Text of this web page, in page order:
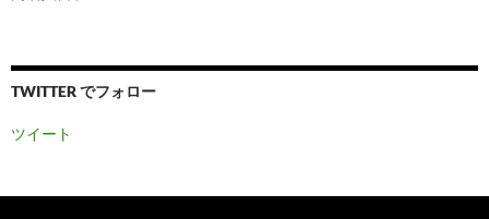
TWITTER でフォロー
ツイート